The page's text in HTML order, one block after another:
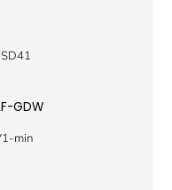
GDW
min